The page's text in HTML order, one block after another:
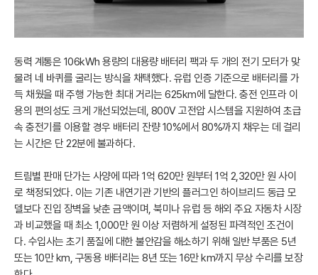
동력 계통은 106kWh 용량의 대용량 배터리 팩과 두 개의 전기 모터가 맞
물려 네 바퀴를 굴리는 방식을 채택했다. 유럽 인증 기준으로 배터리를 가
득 채웠을 때 주행 가능한 최대 거리는 625km에 달한다. 충전 인프라 이
용의 편의성도 크게 개선되었는데, 800V 고전압 시스템을 지원하여 초급
속 충전기를 이용할 경우 배터리 잔량 10%에서 80%까지 채우는 데 걸리
는 시간은 단 22분에 불과하다.
트림별 판매 단가는 사양에 따라 1억 620만 원부터 1억 2,320만 원 사이
로 책정되었다. 이는 기존 내연기관 기반의 플러그인 하이브리드 동급 모
델보다 진입 장벽을 낮춘 금액이며, 북미나 유럽 등 해외 주요 자동차 시장
과 비교했을 때 최소 1,000만 원 이상 저렴하게 설정된 파격적인 조건이
다. 수입사는 초기 품질에 대한 불안감을 해소하기 위해 일반 부품은 5년
또는 10만 km, 구동용 배터리는 8년 또는 16만 km까지 무상 수리를 보장